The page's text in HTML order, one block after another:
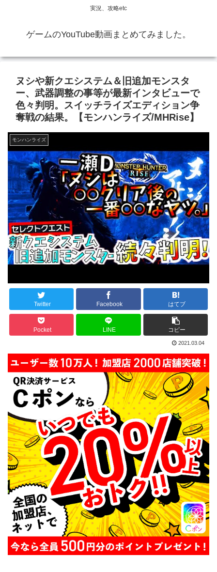
実況、攻略etc
ゲームのYouTube動画まとめてみました。
ヌシや新クエシステム＆旧追加モンスタ
ー、武器調整の事等が最新インタビューで
色々判明。スイッチライズエディション争
奪戦の結果。【モンハンライズ/MHRise】
モンハンライズ
Twitter Facebook はてブ
Pocket LINE コピー
2021.03.04